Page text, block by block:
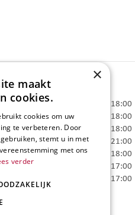
09:00 - 18:00
09:00 - 18:00
09:00 - 18:00
09:00 - 21:00
09:00 - 18:00
09:00 - 17:00
10:00 - 17:00
openingstijden
×
maakt
cookies.
cookies om uw
te verbeteren. Door
stemt u in met
met ons
verder